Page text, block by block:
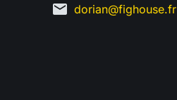
mail dorian@fighouse.fr